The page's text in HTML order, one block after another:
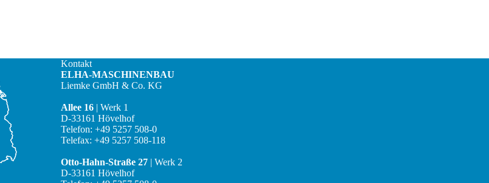
Kontakt
ELHA-MASCHINENBAU
Liemke GmbH & Co. KG
Allee 16 | Werk 1
D-33161 Hövelhof
Telefon: +49 5257 508-0
Telefax: +49 5257 508-118
Otto-Hahn-Straße 27 | Werk 2
D-33161 Hövelhof